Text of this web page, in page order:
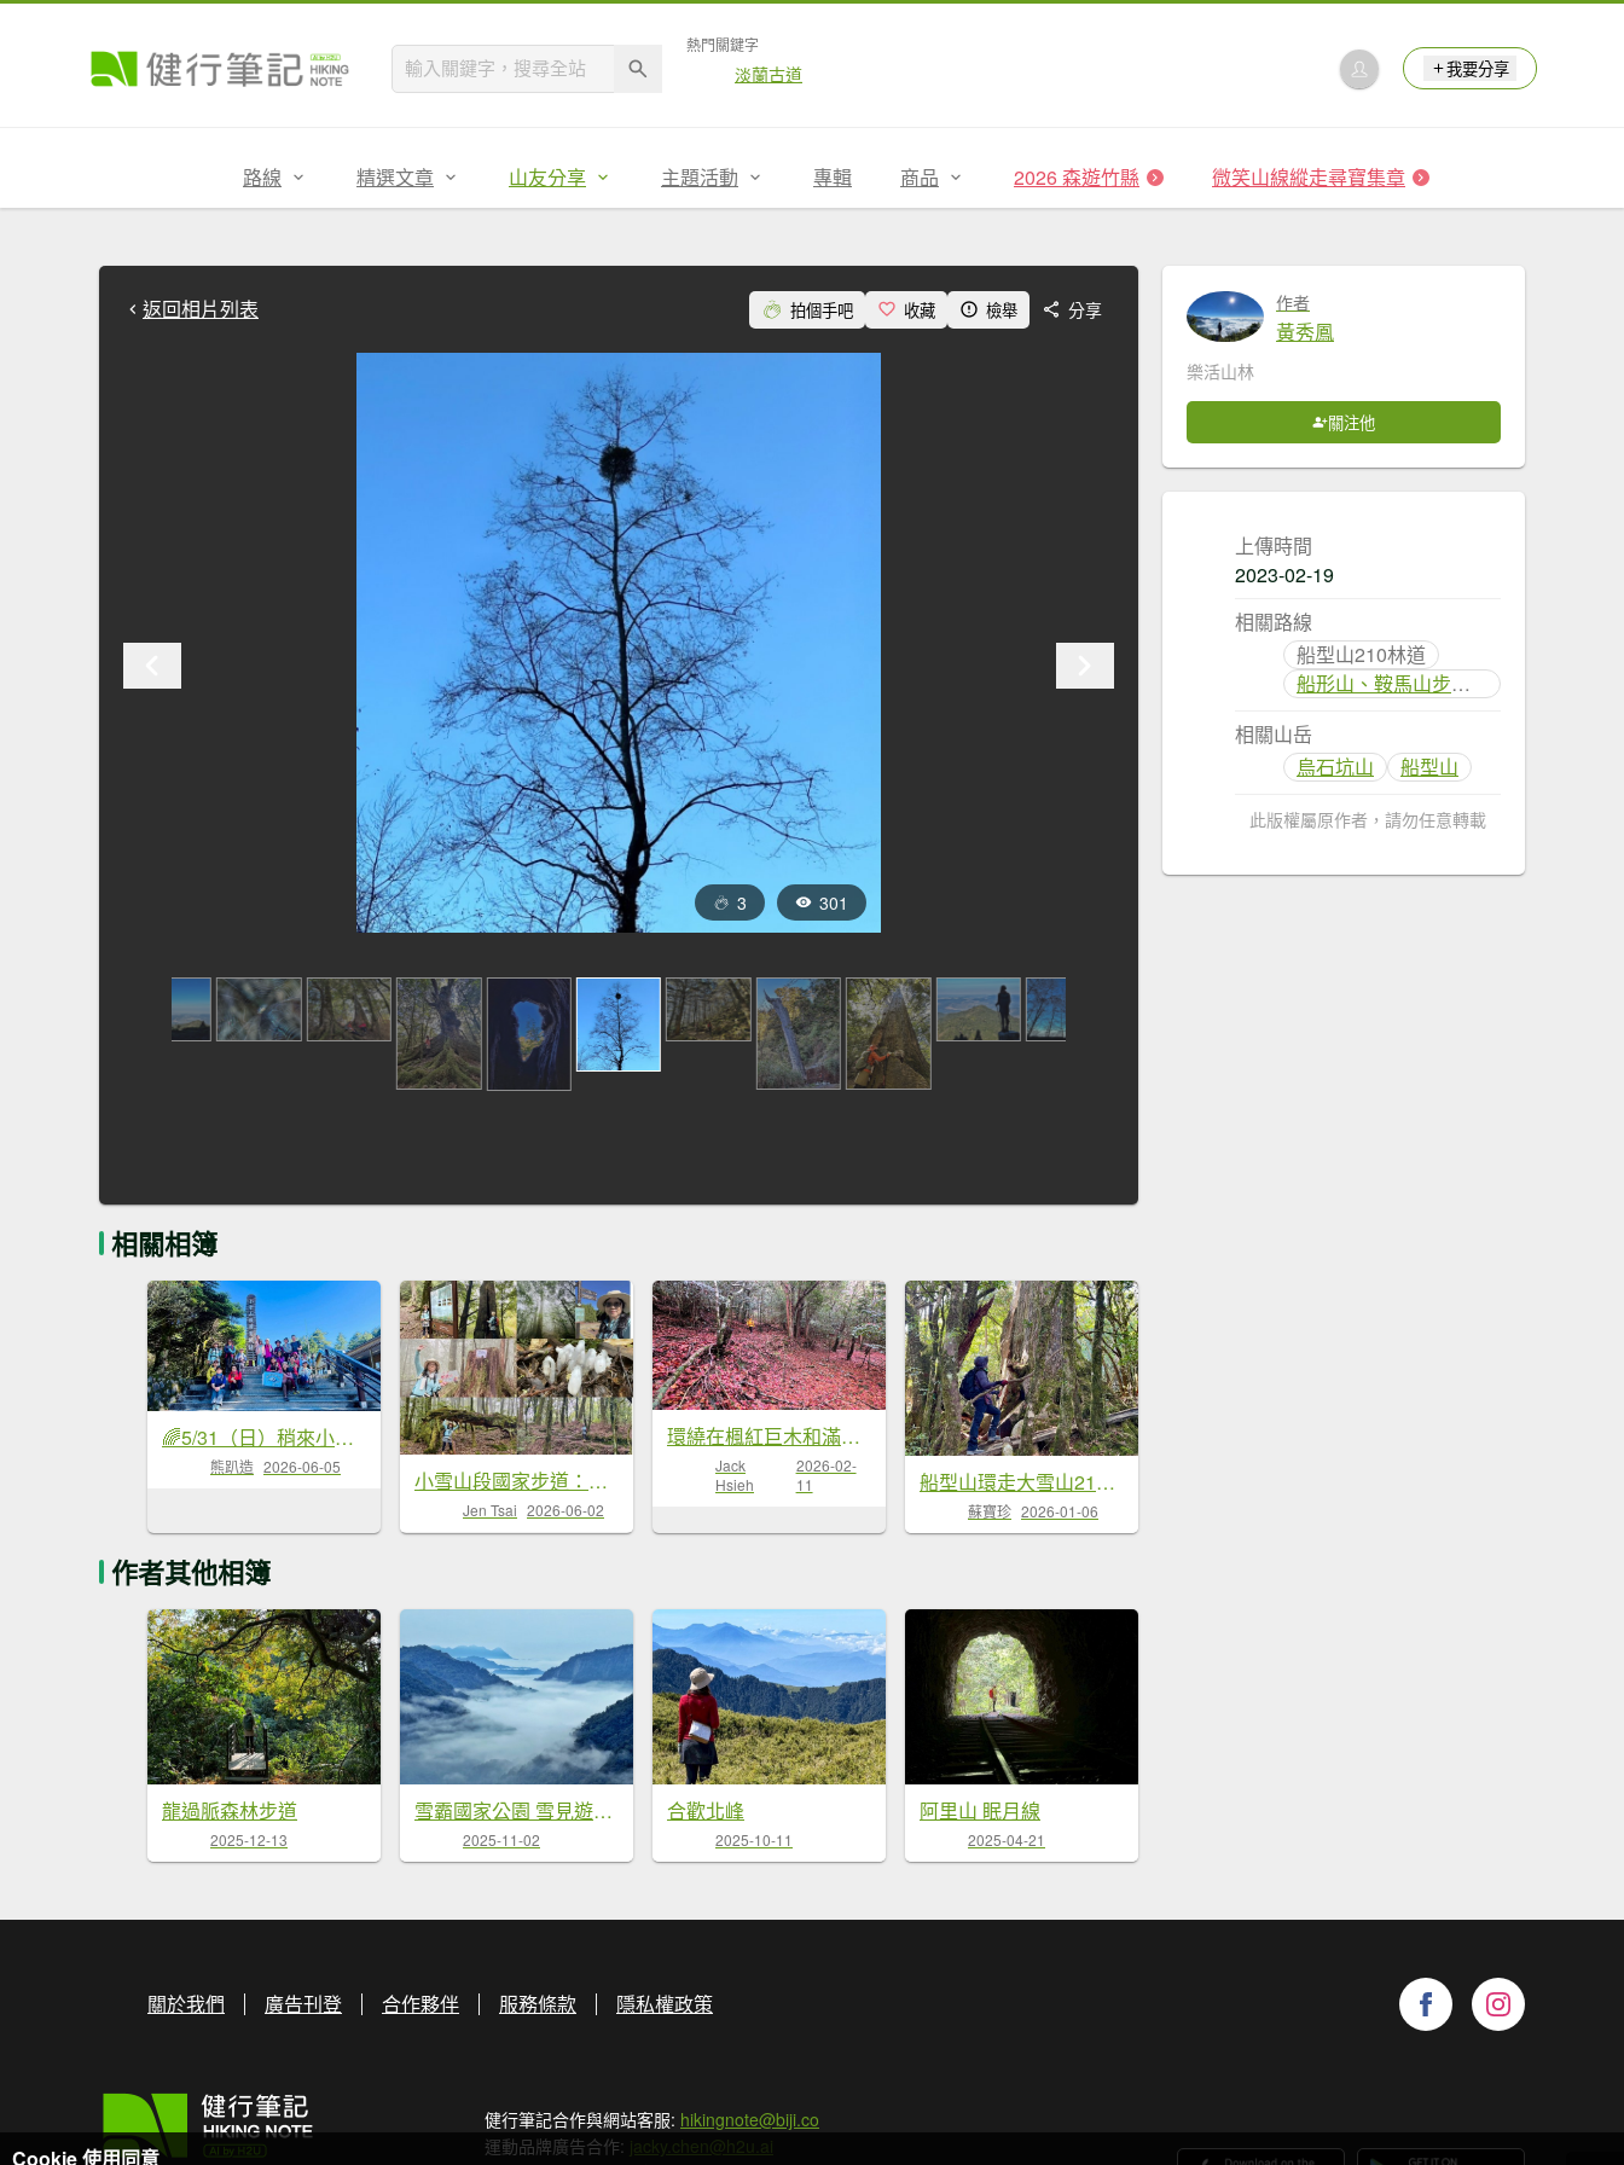
熱門關鍵字
淡蘭古道 我要分享
路線 精選文章 山友分享 主題活動 專輯 商品 2026 森遊竹縣 微笑山線縱走尋寶集章
返回相片列表 拍個手吧 收藏 檢舉 分享
3 301
相關相簿
🌈5/31（日）稍來小雪山步道FB：熊熊趴爬走(富裕登山社)🌈
熊趴造 2026-06-05 小雪山段國家步道：小雪山資訊站走鞍馬山船形山下收費站
Jen Tsai 2026-06-02
環繞在楓紅巨木和滿山翠綠的鞍馬山及大雪山小神木森林步道的悠哉山行記
Jack
Hsieh
2026-02-
11
船型山環走大雪山210林道
蘇寶珍 2026-01-06
作者其他相簿
龍過脈森林步道
2025-12-13
雪霸國家公園 雪見遊憩區 東洗水山
2025-11-02
合歡北峰
2025-10-11
阿里山 眠月線
2025-04-21
作者
黃秀鳳
樂活山林
關注他
上傳時間
2023-02-19
相關路線
船型山210林道
船形山、鞍馬山步道(小雪山段國家步道)
相關山岳
烏石坑山
船型山
此版權屬原作者，請勿任意轉載
關於我們 廣告刊登 合作夥伴 服務條款 隱私權政策
健行筆記合作與網站客服: hikingnote@biji.co
運動品牌廣告合作: jacky.chen@h2u.ai
Cookie 使用同意